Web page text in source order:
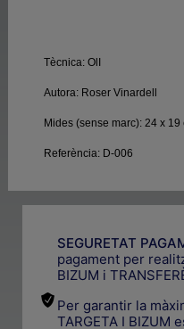
Tècnica: OlI
Autora: Roser Vinardell
Mides (sense marc): 24 x 19
Referència: D-006
SEGURETAT
pagament per
BIZUM i
Per garantir la
TARGETA I BIZUM